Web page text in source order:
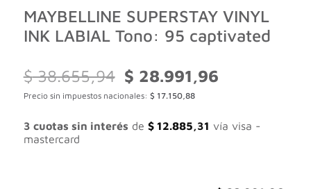
MAYBELLINE SUPERSTAY VINYL
INK LABIAL Tono: 95 captivated
$38.655,94
El
precio
original
$ 38.655,94.
$ 28.991,96El
$ 28.991,96.
Precio sin impuestos nacionales: $ 17.150,88
3 cuotas sin interés de $12.885,31 vía visa -
mastercard